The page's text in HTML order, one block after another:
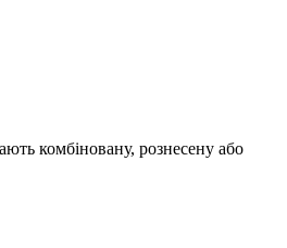
комбіновану, рознесену або